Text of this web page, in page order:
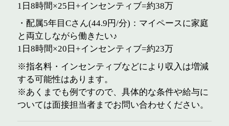
1日8時間×25日+インセンティブ=約38万
・配属5年目Cさん(44.9円/分)：マイペースに家庭
と両立しながら働きたい♪
1日8時間×20日+インセンティブ=約23万
※指名料・インセンティブなどにより収入は増減
する可能性はあります。
※あくまでも例ですので、具体的な条件や給与に
ついては面接担当者までお問い合わせください。